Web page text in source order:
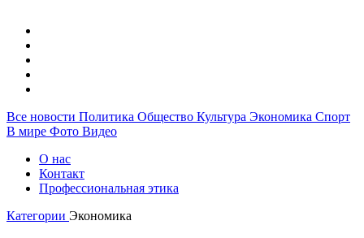
Все новости Политика Общество Культура Экономика Спорт
В мире Фото Видео
О нас
Контакт
Профессиональная этика
Категории Экономика